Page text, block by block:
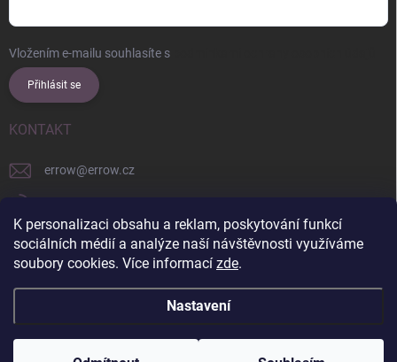
K personalizaci obsahu a reklam, poskytování funkcí
sociálních médií a analýze naší návštěvnosti využíváme
soubory cookies. Více informací zde.
Nastavení
Vložením e-mailu souhlasíte s
Přihlásit se
KONTAKT
errow@errow.cz
explore/locations/957228892/
Copyright 2026ERROW. Všechna práva vyhrazena.Upravit nastavení